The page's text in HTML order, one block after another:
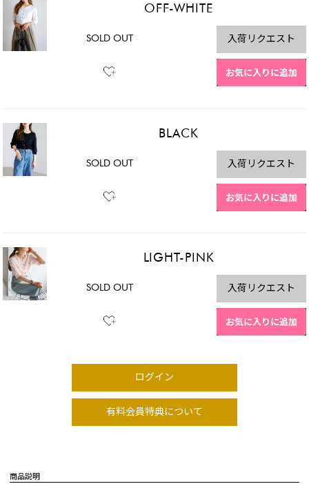
OFF-WHITE
SOLD OUT 入荷リクエスト
お気に入りに追加
BLACK
SOLD OUT 入荷リクエスト
お気に入りに追加
LIGHT-PINK
SOLD OUT 入荷リクエスト
お気に入りに追加
ログイン
有料会員特典について
商品説明